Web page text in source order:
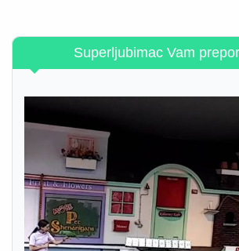
Superljubimac Vam